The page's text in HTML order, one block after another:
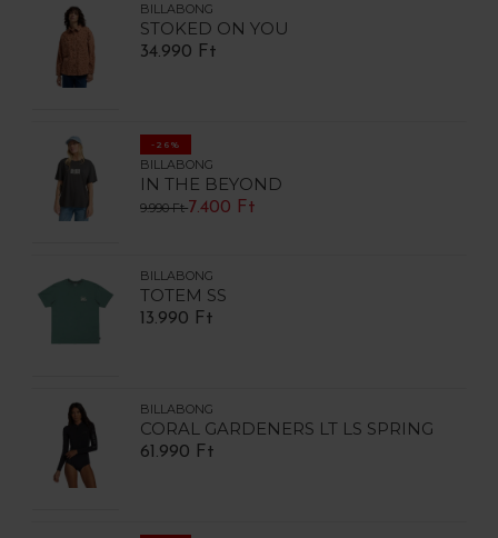
BILLABONG
STOKED ON YOU
34.990 Ft
-26%
BILLABONG
IN THE BEYOND
9.990 Ft7.400 Ft
BILLABONG
TOTEM SS
13.990 Ft
BILLABONG
CORAL GARDENERS LT LS SPRING
61.990 Ft